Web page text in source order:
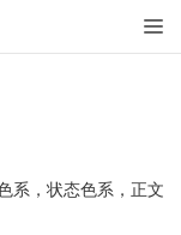
系，状态色系，正文